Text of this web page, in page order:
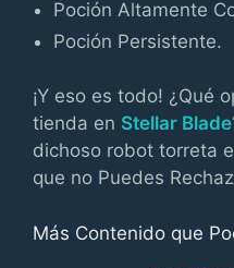
Poción Altamente
Poción Persistente.
¡Y eso es todo! ¿Qué
tienda en Stellar Blade
dichoso robot torreta
que no Puedes
Más Contenido que